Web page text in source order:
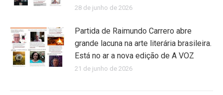
28 de junho de 2026
Partida de Raimundo Carrero abre
grande lacuna na arte literária brasileira.
Está no ar a nova edição de A VOZ
21 de junho de 2026